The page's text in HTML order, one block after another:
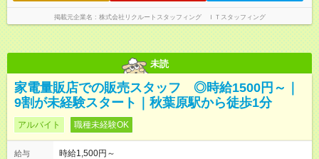
掲載元企業名 株式会社リクルートスタッフィング ＩＴスタッフィング
未読
家電量販店での販売スタッフ ◎時給1500円～｜
9割が未経験スタート｜秋葉原駅から徒歩1分
アルバイト 職種未経験OK
給与
時給1,500円～